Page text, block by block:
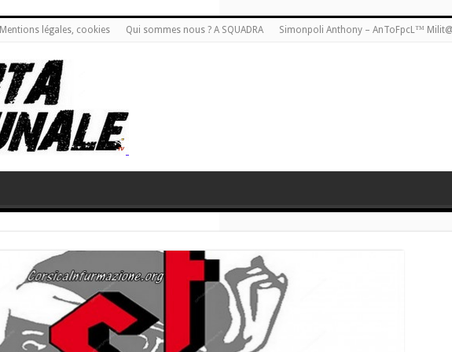
Mentions légales, cookies Qui sommes nous ? A SQUADRA Simonpoli Anthony – AnToFpcL™